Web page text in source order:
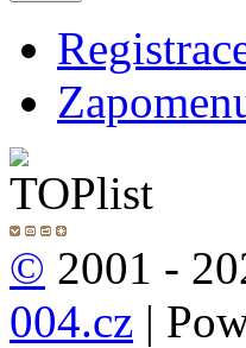
© 2001 -
004.cz |